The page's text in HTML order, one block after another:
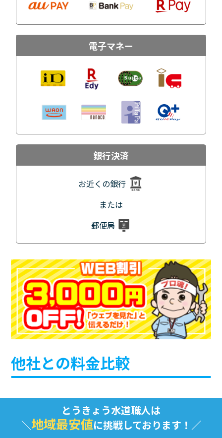
電子マネー
銀行決済
お近くの銀行
または
郵便局
他社との料金比較
とうきょう水道職人は
地域最安値に挑戦しております！